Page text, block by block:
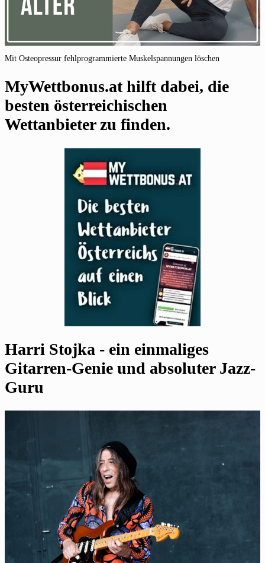
Mit Osteopressur fehlprogrammierte Muskelspannungen löschen
MyWettbonus.at hilft dabei, die
besten österreichischen
Wettanbieter zu finden.
Harri Stojka - ein einmaliges
Gitarren-Genie und absoluter Jazz-
Guru